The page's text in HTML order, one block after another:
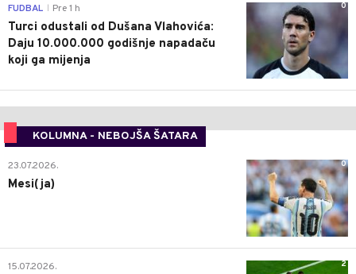
0
FUDBAL Pre 1 h
Turci odustali od Dušana Vlahovića:
Daju 10.000.000 godišnje napadaču
koji ga mijenja
KOLUMNA - NEBOJŠA ŠATARA
0
23.07.2026.
Mesi(ja)
2
15.07.2026.